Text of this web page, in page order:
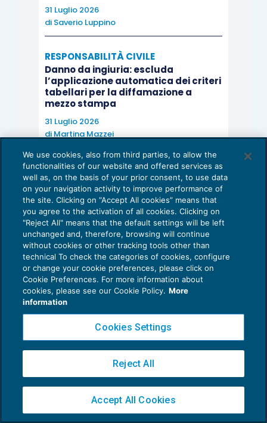
31 Luglio 2026
di Saverio Luppino
RESPONSABILITÀ CIVILE
Danno da ingiuria: escluda
l’applicazione automatica dei criteri
tabellari per la diffamazione a
mezzo stampa
31 Luglio 2026
di Martina Mazzei
PROCEDIMENTI DI COGNIZIONE E ADR
Dichiarazione di morte resa in
udienza fa decorrere il termine per
la riassunzione
31 Luglio 2026
diValentina Baroncini
AGGIORNAMENTO PROFESSIONALE
Processo penale telematico: il D.M. n.
114/2026 modifica il calendario di
attuazione
30 Luglio 2026
Vedi tutti gli articoli di EC News
We use cookies, also from third parties, to allow the
functionalities of our website and offered services as
well as, on the basis of your prior consent, to use data
on your navigation activity to improve performance of
the site. Clicking on “Accept All cookies” means that
you agree to the activation of all cookies. Clicking on
"Reject All" means that the default settings will be left
unchanged and, therefore, browsing will continue
without cookies or other tracking tools other than
technical To check the categories of cookies, configure
or change your cookie preferences, please click on
Cookie Preferences. For more information about
cookies, please see our Cookie Policy. More
information
Cookies Settings
Reject All
Accept All Cookies